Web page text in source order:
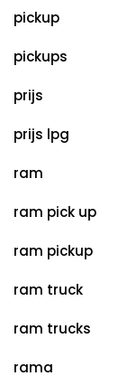
pickup
pickups
prijs
prijs lpg
ram
ram pick up
ram pickup
ram truck
ram trucks
rama